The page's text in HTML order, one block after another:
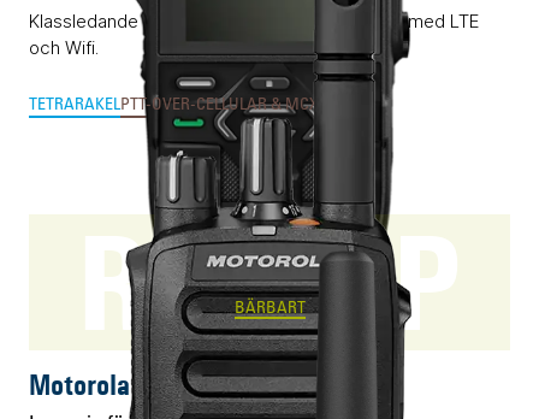
Klassledande RAKEL/TETRA-terminal förädlad med LTE
och Wifi.
TETRA RAKELPTT-OVER-CELLULAR & MCX
R5 NKP
BÄRBART
Motorola R5 NKP